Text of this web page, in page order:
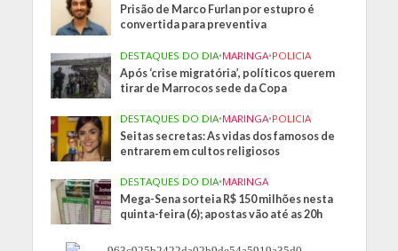
Prisão de Marco Furlan por estupro é
convertida para preventiva
DESTAQUES DO DIA•MARINGA•POLICIA
Após ‘crise migratória’, políticos querem
tirar de Marrocos sede da Copa
DESTAQUES DO DIA•MARINGA•POLICIA
Seitas secretas: As vidas dos famosos de
entrarem em cultos religiosos
DESTAQUES DO DIA•MARINGA
Mega-Sena sorteia R$ 150 milhões nesta
quinta-feira (6); apostas vão até as 20h